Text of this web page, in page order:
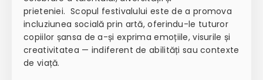
prieteniei. Scopul festivalului este de a promova
incluziunea socială prin artă, oferindu-le tuturor
copiilor șansa de a-și exprima emoțiile, visurile și
creativitatea — indiferent de abilități sau contexte
de viață.